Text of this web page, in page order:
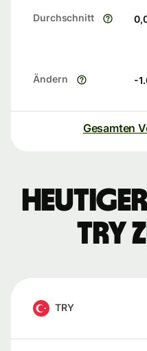
Durchschnitt
Ändern -
Gesamten
TRY
TRY